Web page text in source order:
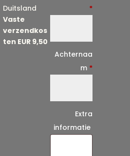
Duitsland
Vaste
verzendkos
ten EUR 9,50
*
Achternaa
m *
Extra
informatie